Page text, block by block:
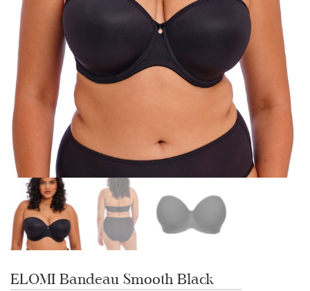
ELOMI Bandeau Smooth Black